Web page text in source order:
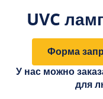
UVC
Форма
У нас можно
для